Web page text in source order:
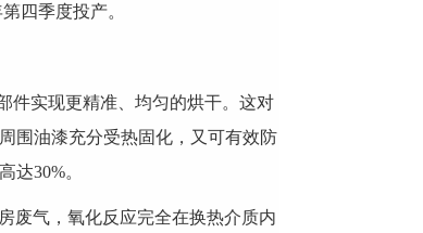
四季度投产。
件实现更精准、均匀的烘干。这对
围油漆充分受热固化，又可有效防
达30%。
废气，氧化反应完全在换热介质内